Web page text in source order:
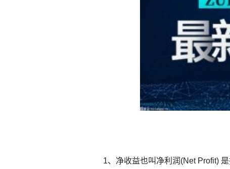
1、净收益也叫净利润(Net Profit)